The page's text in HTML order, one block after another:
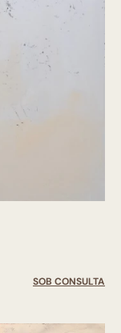
SOB CONSULTA